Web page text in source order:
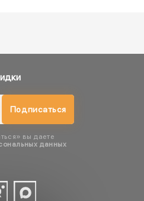
Подписаться
вы даете
данных